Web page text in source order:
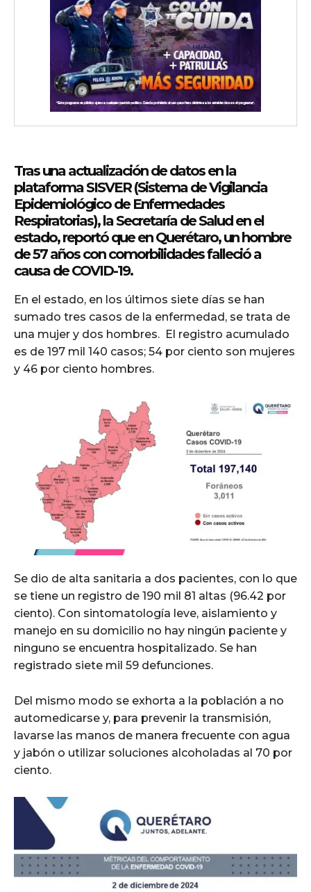
Tras una actualización de datos en la
plataforma SISVER (Sistema de Vigilancia
Epidemiológico de Enfermedades
Respiratorias), la Secretaría de Salud en el
estado, reportó que en Querétaro, un hombre
de 57 años con comorbilidades falleció a
causa de COVID-19.
En el estado, en los últimos siete días se han
sumado tres casos de la enfermedad, se trata de
una mujer y dos hombres. El registro acumulado
es de 197 mil 140 casos; 54 por ciento son mujeres
y 46 por ciento hombres.
Se dio de alta sanitaria a dos pacientes, con lo que
se tiene un registro de 190 mil 81 altas (96.42 por
ciento). Con sintomatología leve, aislamiento y
manejo en su domicilio no hay ningún paciente y
ninguno se encuentra hospitalizado. Se han
registrado siete mil 59 defunciones.
Del mismo modo se exhorta a la población a no
automedicarse y, para prevenir la transmisión,
lavarse las manos de manera frecuente con agua
y jabón o utilizar soluciones alcoholadas al 70 por
ciento.